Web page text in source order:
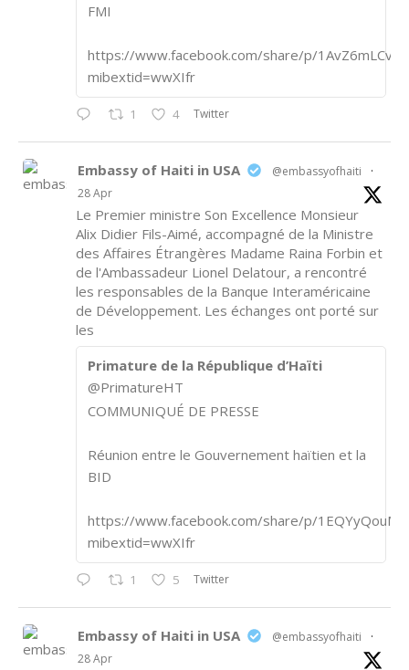
FMI
https://www.facebook.com/share/p/1AvZ6mLCvk/
mibextid=wwXIfr
1 4 Twitter
Embassy of Haiti in USA @embassyofhaiti
·
28 Apr
Le Premier ministre Son Excellence Monsieur
Alix Didier Fils-Aimé, accompagné de la Ministre
des Affaires Étrangères Madame Raina Forbin et
de l'Ambassadeur Lionel Delatour, a rencontré
les responsables de la Banque Interaméricaine
de Développement. Les échanges ont porté sur
les
Primature de la République d’Haïti
@PrimatureHT
COMMUNIQUÉ DE PRESSE
Réunion entre le Gouvernement haïtien et la
BID
https://www.facebook.com/share/p/
mibextid=wwXIfr
1 5 Twitter
Embassy of Haiti in USA @embassyofhaiti
·
28 Apr